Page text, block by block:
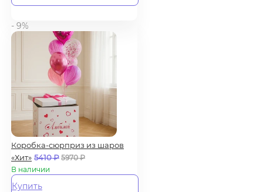
- 9%
Коробка-сюрприз из шаров
«Хит» 5410₽ 5970₽
В наличии
Купить